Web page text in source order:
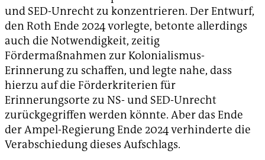
und SED-Unrecht zu konzentrieren. Der Entwurf,
den Roth Ende 2024 vorlegte, betonte allerdings
auch die Notwendigkeit, zeitig
Fördermaßnahmen zur Kolonialismus-
Erinnerung zu schaffen, und legte nahe, dass
hierzu auf die Förderkriterien für
Erinnerungsorte zu NS- und SED-Unrecht
zurückgegriffen werden könnte. Aber das Ende
der Ampel-Regierung Ende 2024 verhinderte die
Verabschiedung dieses Aufschlags.